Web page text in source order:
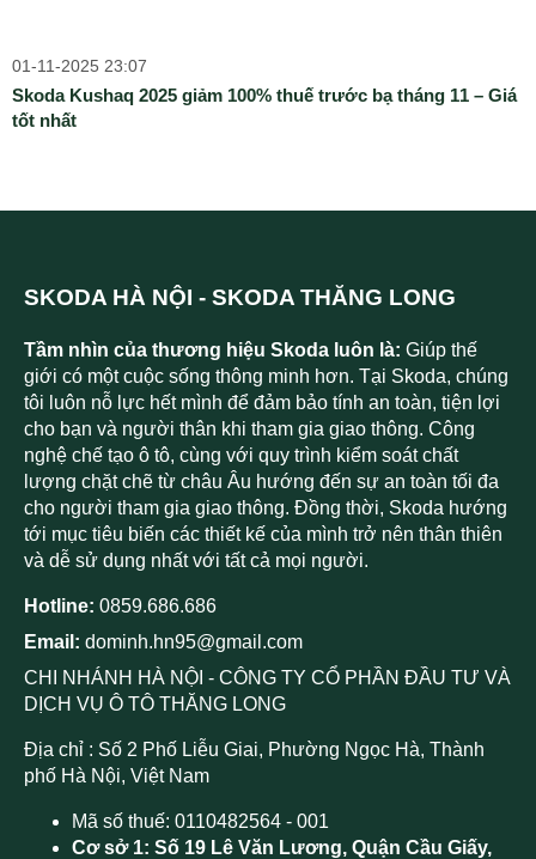
01-11-2025 23:07
Skoda Kushaq 2025 giảm 100% thuế trước bạ tháng 11 – Giá
tốt nhất
SKODA HÀ NỘI - SKODA THĂNG LONG
Tầm nhìn của thương hiệu Skoda luôn là: Giúp thế
giới có một cuộc sống thông minh hơn. Tại Skoda, chúng
tôi luôn nỗ lực hết mình để đảm bảo tính an toàn, tiện lợi
cho bạn và người thân khi tham gia giao thông. Công
nghệ chế tạo ô tô, cùng với quy trình kiểm soát chất
lượng chặt chẽ từ châu Âu hướng đến sự an toàn tối đa
cho người tham gia giao thông. Đồng thời, Skoda hướng
tới mục tiêu biến các thiết kế của mình trở nên thân thiên
và dễ sử dụng nhất với tất cả mọi người.
Hotline: 0859.686.686
Email: dominh.hn95@gmail.com
CHI NHÁNH HÀ NỘI - CÔNG TY CỔ PHẦN ĐẦU TƯ VÀ
DỊCH VỤ Ô TÔ THĂNG LONG
Địa chỉ : Số 2 Phố Liễu Giai, Phường Ngọc Hà, Thành
phố Hà Nội, Việt Nam
Mã số thuế: 0110482564 - 001
Cơ sở 1: Số 19 Lê Văn Lương, Quận Cầu Giấy,